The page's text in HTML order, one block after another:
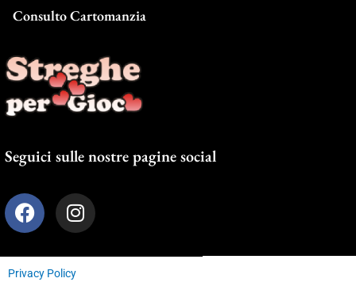
Consulto Cartomanzia
Seguici sulle nostre pagine social
F
a
e
I
n
t
Privacy Policy